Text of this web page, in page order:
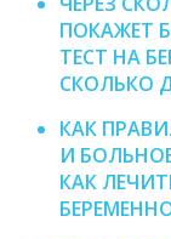
ПОКАЖЕТ
ТЕСТ НА
СКОЛЬКО
КАК
И
КАК